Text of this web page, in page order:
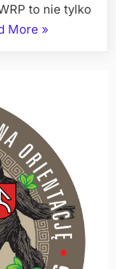
to nie tylko
More „Regulamin
dostępny!”
»